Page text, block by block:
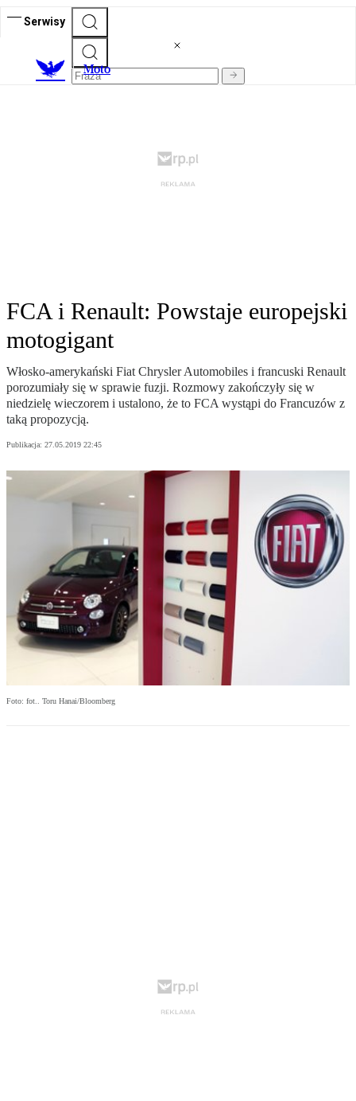
Serwisy
Moto
FCA i Renault: Powstaje europejski
motogigant
Włosko-amerykański Fiat Chrysler Automobiles i francuski Renault
porozumiały się w sprawie fuzji. Rozmowy zakończyły się w
niedzielę wieczorem i ustalono, że to FCA wystąpi do Francuzów z
taką propozycją.
Publikacja: 27.05.2019 22:45
Foto: fot.. Toru Hanai/Bloomberg